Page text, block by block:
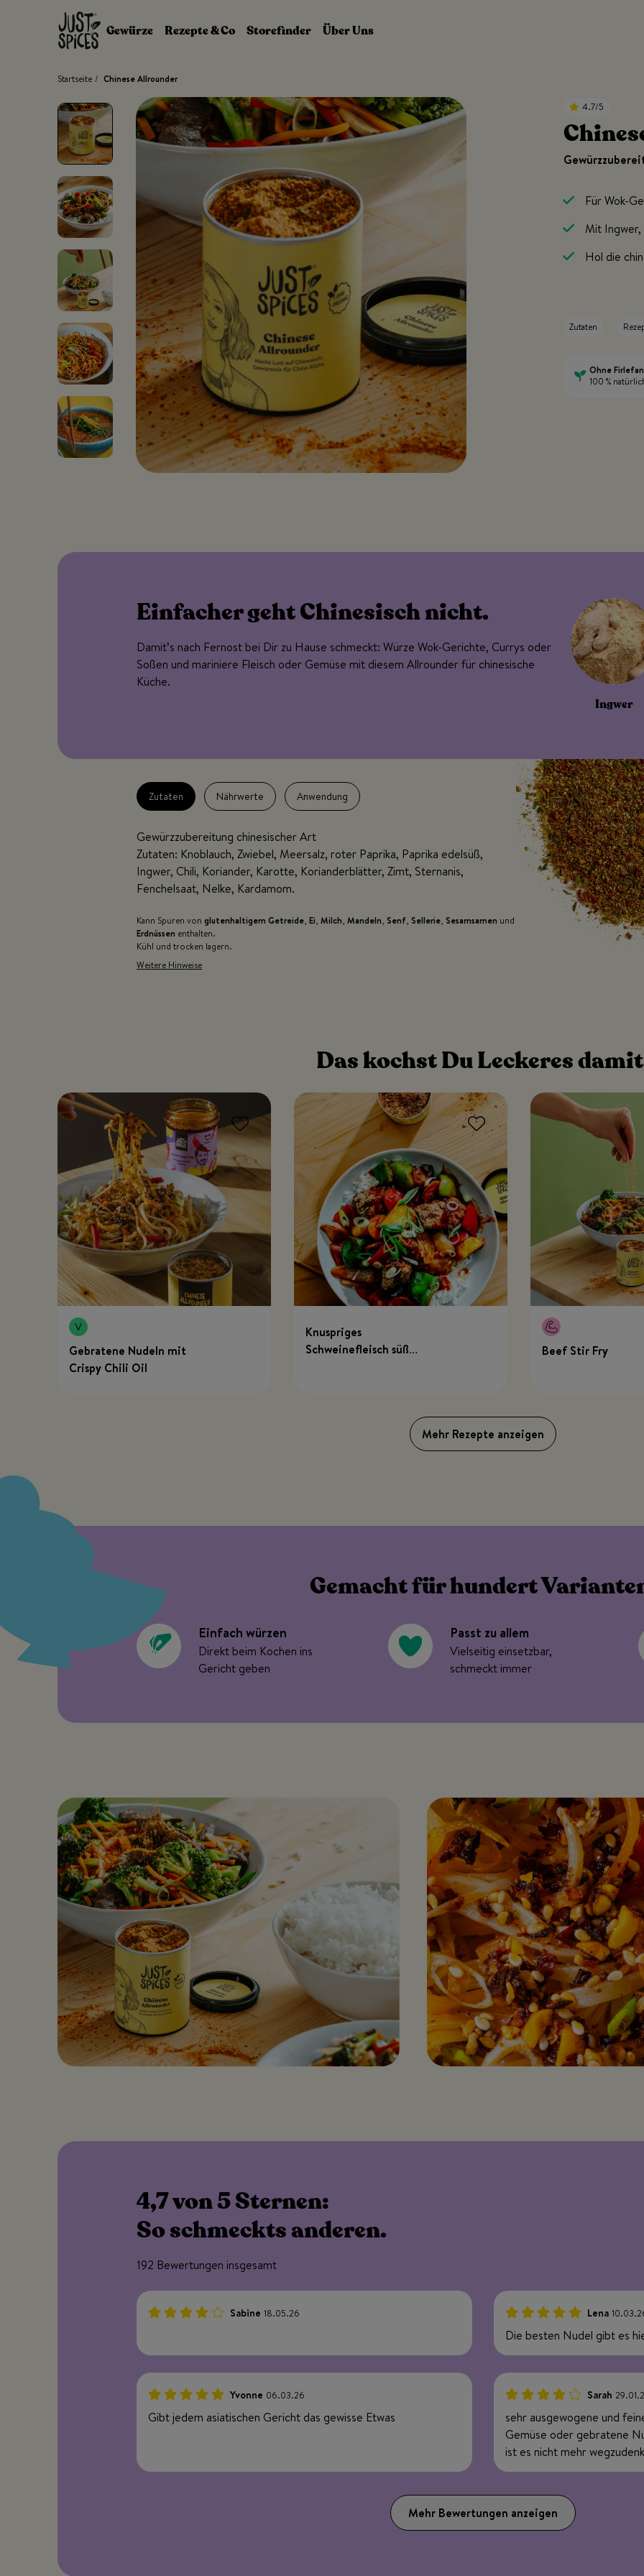
Zum Inhalt springen
Gewürze
Rezepte & Co Storefinder Über Uns
Startseite / Chinese Allrounder
4.7/5
Für Wok-
Mit Ingwer,
Hol die
Zutaten
Ohne
100 %
Einfacher geht Chinesisch nicht.
Damit’s nach Fernost bei Dir zu Hause schmeckt: Würze Wok-Gerichte, Currys oder
Soßen und mariniere Fleisch oder Gemüse mit diesem Allrounder für chinesische
Küche.
Ingwer
Zutaten Nährwerte Anwendung
Gewürzzubereitung chinesischer Art
Zutaten: Knoblauch, Zwiebel, Meersalz, roter Paprika, Paprika edelsüß,
Ingwer, Chili, Koriander, Karotte, Korianderblätter, Zimt, Sternanis,
Fenchelsaat, Nelke, Kardamom.
Kann Spuren von glutenhaltigem Getreide, Ei, Milch, Mandeln, Senf, Sellerie, Sesamsamen und
Erdnüssen enthalten.
Kühl und trocken lagern.
Weitere Hinweise
Das kochst Du Leckeres
Gebratene Nudeln mit
Crispy Chili Oil
Knuspriges
Schweinefleisch süß
Beef Stir Fry
Mehr Rezepte anzeigen
Gemacht für hundert
Einfach würzen
Direkt beim Kochen ins
Gericht geben
Passt zu allem
Vielseitig einsetzbar,
schmeckt immer
4,7 von 5 Sternen:
So schmeckts anderen.
192 Bewertungen insgesamt
Sabine 18.05.26 Lena
Die besten Nudel gibt es
Yvonne 06.03.26
Gibt jedem asiatischen Gericht das gewisse Etwas
Sarah
sehr ausgewogene und
Gemüse oder gebratene
ist es nicht mehr
Mehr Bewertungen anzeigen